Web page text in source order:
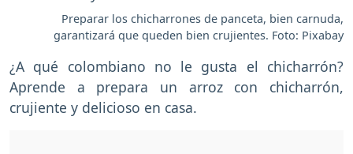
Preparar los chicharrones de panceta, bien carnuda,
garantizará que queden bien crujientes. Foto: Pixabay
¿A qué colombiano no le gusta el chicharrón?
Aprende a prepara un arroz con chicharrón,
crujiente y delicioso en casa.